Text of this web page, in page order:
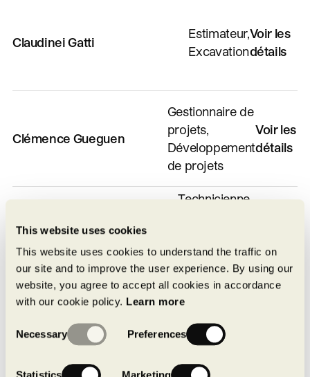
This website uses cookies
This website uses cookies to understand the traffic on
our site and to improve the user experience. By using our
website, you agree to accept all cookies in accordance
with our cookie policy. Learn more
Selection
Necessary Preferences
Claudinei Gatti
Estimateur,
Excavation
Voir les
détails
Clémence Gueguen
Gestionnaire de
projets,
Développement
de projets
Voir les
détails
Cris Marino
Technicienne,
Finance —
Construction
Dalia Jaafar
Designer
d'intérieur